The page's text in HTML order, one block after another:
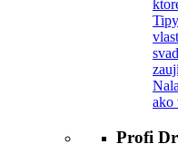
ako
Profi